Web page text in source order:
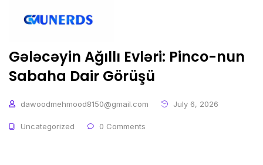
Gələcəyin Ağıllı Evləri: Pinco-nun
Sabaha Dair Görüşü
dawoodmehmood8150@gmail.com July 6, 2026
Uncategorized 0 Comments